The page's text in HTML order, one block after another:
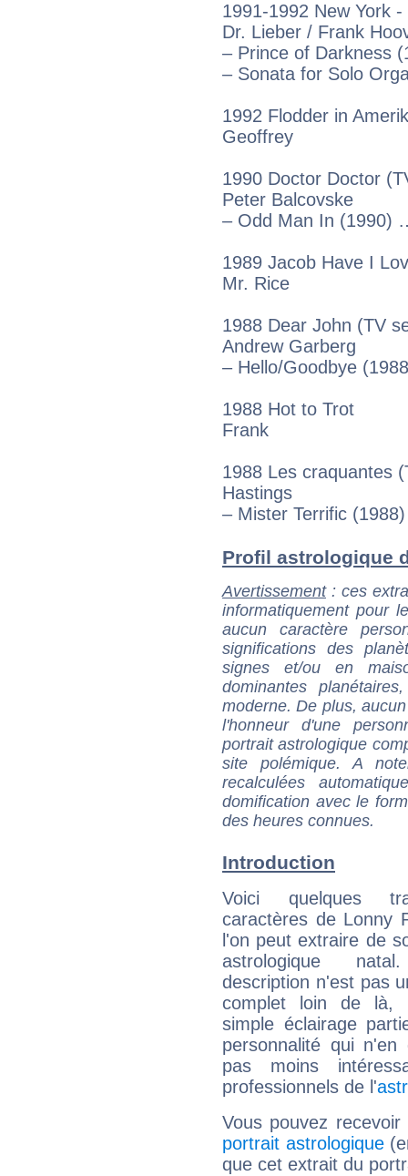
1991-1992 New York
Dr. Lieber / Frank
– Prince of Darkness
– Sonata for Solo
1992 Flodder in
Geoffrey
1990 Doctor Doctor
Peter Balcovske
– Odd Man In (1990)
1989 Jacob Have I
Mr. Rice
1988 Dear John (TV
Andrew Garberg
– Hello/Goodbye
1988 Hot to Trot
Frank
1988 Les craquantes
Hastings
– Mister Terrific
Profil astrologique
Avertissement: ces
informatiquement pour
aucun caractère
significations des
signes et/ou en
dominantes
moderne. De plus,
l'honneur d'une
portrait astrologique
site polémique. A
recalculées
domification avec le
des heures connues.
Introduction
Voici quelques
caractères de Lonny
l'on peut extraire de
astrologique
description n'est pas
complet loin de là,
simple éclairage
personnalité qui n'en
pas moins
professionnels de l'
Vous pouvez
portrait astrologique
que cet extrait du